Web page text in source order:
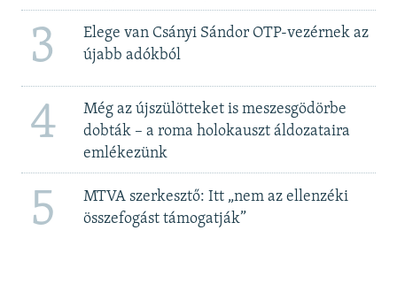
3
Elege van Csányi Sándor OTP-vezérnek az
újabb adókból
4
Még az újszülötteket is meszesgödörbe
dobták – a roma holokauszt áldozataira
emlékezünk
5
MTVA szerkesztő: Itt „nem az ellenzéki
összefogást támogatják”